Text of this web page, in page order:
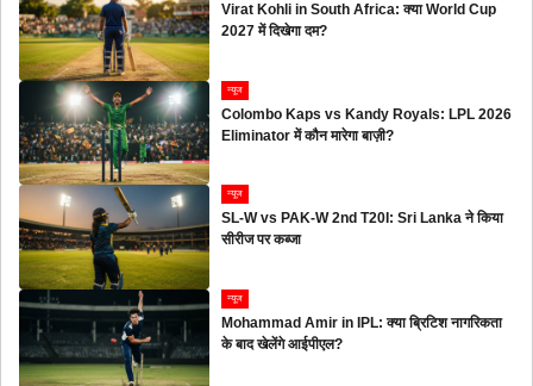
Virat Kohli in South Africa: क्या World Cup
2027 में दिखेगा दम?
न्यूज
Colombo Kaps vs Kandy Royals: LPL 2026
Eliminator में कौन मारेगा बाज़ी?
न्यूज
SL-W vs PAK-W 2nd T20I: Sri Lanka ने किया
सीरीज पर कब्जा
न्यूज
Mohammad Amir in IPL: क्या ब्रिटिश नागरिकता
के बाद खेलेंगे आईपीएल?